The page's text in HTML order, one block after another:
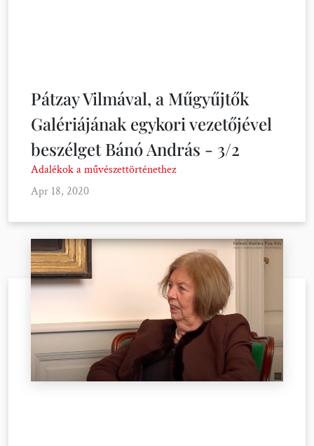
Pátzay Vilmával, a Műgyűjtők
Galériájának egykori vezetőjével
beszélget Bánó András - 3/2
Adalékok a művészettörténethez
Apr 18, 2020